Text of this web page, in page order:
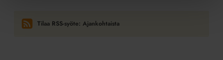
Tilaa RSS-syöte: Ajankohtaista